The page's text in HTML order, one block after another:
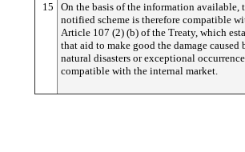
15
On the basis of the information available,
notified scheme is therefore compatible
Article 107 (2) (b) of the Treaty, which
that aid to make good the damage caused
natural disasters or exceptional
compatible with the internal market.